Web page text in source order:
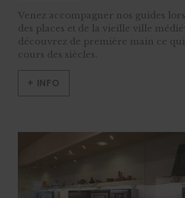
Venez accompagner nos guides
des places et de la vieille ville
découvrez de première main ce qui
cours des siècles.
+ INFO